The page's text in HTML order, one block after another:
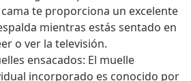
te proporciona un excelente
mientras estás sentado en
o ver la televisión.
ensacados: El muelle
incorporado es conocido por